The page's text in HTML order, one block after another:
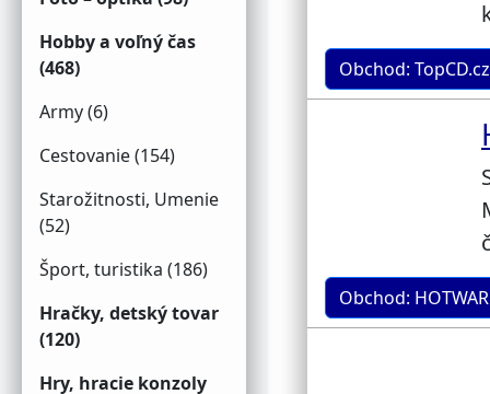
Hobby a voľný čas
(468)
Army (6)
Cestovanie (154)
Starožitnosti, Umenie
(52)
Šport, turistika (186)
Hračky, detský tovar
(120)
Hry, hracie konzoly
Obchod: TopCD.cz
Obchod: